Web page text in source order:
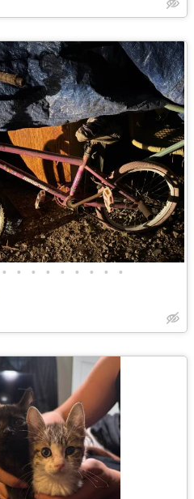
• • • • • • • • •